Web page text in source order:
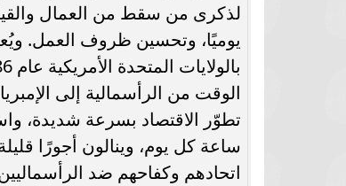
لذكرى من سقط من العمال
يوميًا، وتحسين ظروف العمل.
الوقت من الرأسمالية إلى
ساعة كل يوم، وينالون أجورًا
اتحادهم وكفاحهم ضد